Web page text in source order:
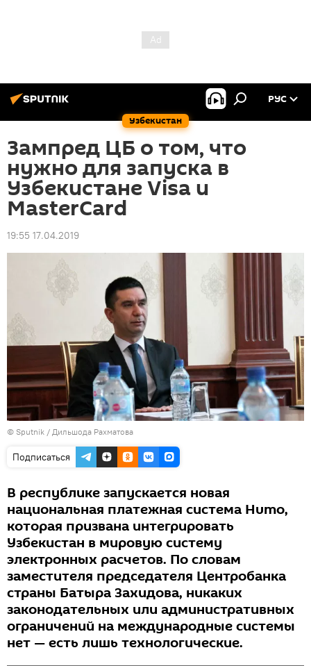
Узбекистан
РУС
Зампред ЦБ о том, что
нужно для запуска в
Узбекистане Visa и
MasterCard
19:55 17.04.2019
© Sputnik / Дильшода Рахматова
Подписаться
В республике запускается новая
национальная платежная система Humo,
которая призвана интегрировать
Узбекистан в мировую систему
электронных расчетов. По словам
заместителя председателя Центробанка
страны Батыра Захидова, никаких
законодательных или административных
ограничений на международные системы
нет — есть лишь технологические.